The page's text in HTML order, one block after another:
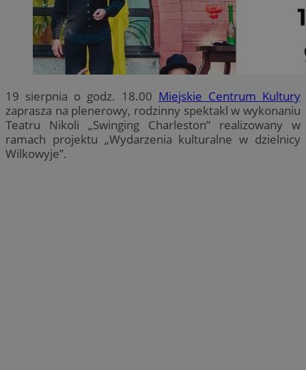
19 sierpnia o godz. 18.00 Miejskie Centrum Kultury
zaprasza na plenerowy, rodzinny spektakl w wykonaniu
Teatru Nikoli „Swinging Charleston” realizowany w
ramach projektu „Wydarzenia kulturalne w dzielnicy
Wilkowyje”.